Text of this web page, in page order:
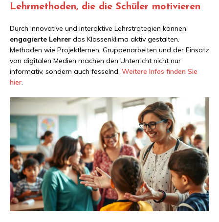
Lehrmethoden, die die Schüler motivieren
Durch innovative und interaktive Lehrstrategien können
engagierte Lehrer das Klassenklima aktiv gestalten.
Methoden wie Projektlernen, Gruppenarbeiten und der Einsatz
von digitalen Medien machen den Unterricht nicht nur
informativ, sondern auch fesselnd. Weitere Infos finden Sie
hier.